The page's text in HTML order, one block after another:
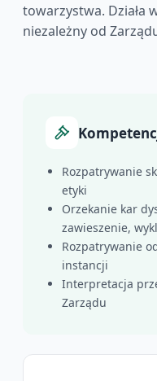
towarzystwa. Działa
niezależny od
Rozpatrywanie
etyki
Orzekanie kar
zawieszenie,
Rozpatrywanie
instancji
Interpretacja
Zarządu